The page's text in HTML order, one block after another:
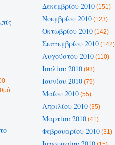
Δεκεμβρίου 2010(151)
Νοεμβρίου 2010(123)
Οκτωβρίου 2010(142)
Σεπτεμβρίου 2010(142)
Αυγούστου 2010(110)
Ιουλίου 2010(93)
Ιουνίου 2010(79)
Μαΐου 2010(55)
Απριλίου 2010(35)
Μαρτίου 2010(41)
Φεβρουαρίου 2010(31)